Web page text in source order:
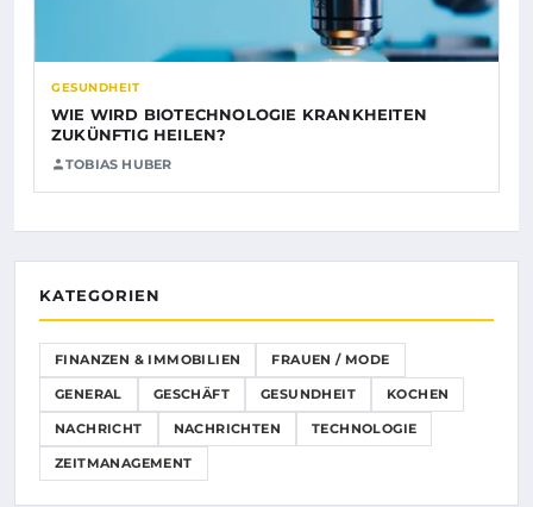
GESUNDHEIT
WIE WIRD BIOTECHNOLOGIE KRANKHEITEN
ZUKÜNFTIG HEILEN?
TOBIAS HUBER
KATEGORIEN
FINANZEN & IMMOBILIEN FRAUEN / MODE
GENERAL GESCHÄFT GESUNDHEIT KOCHEN
NACHRICHT NACHRICHTEN TECHNOLOGIE
ZEITMANAGEMENT